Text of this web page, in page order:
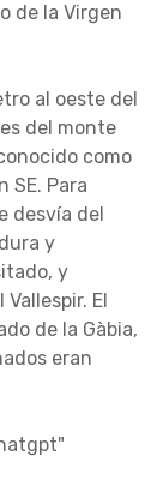
de la Virgen
al oeste del
del monte
como
SE. Para
desvía del
y
y
El
de la Gàbia,
eran